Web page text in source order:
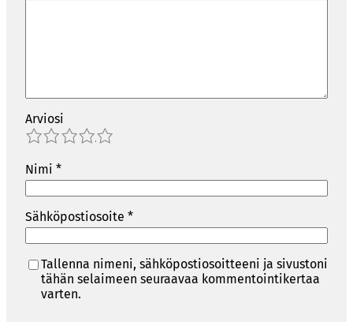
Arviosi
4
3
2
1
Nimi *
Sähköpostiosoite *
Tallenna nimeni, sähköpostiosoitteeni ja sivustoni
tähän selaimeen seuraavaa kommentointikertaa
varten.